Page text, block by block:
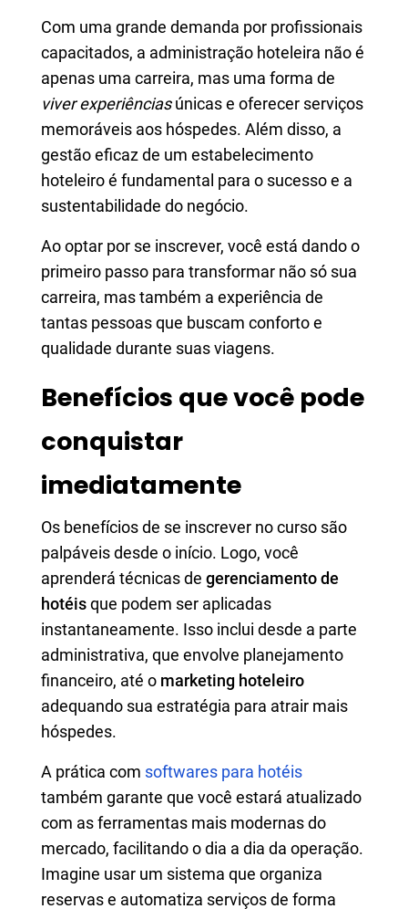
Com uma grande demanda por profissionais
capacitados, a administração hoteleira não é
apenas uma carreira, mas uma forma de
viver experiênciasúnicas e oferecer serviços
memoráveis aos hóspedes. Além disso, a
gestão eficaz de um estabelecimento
hoteleiro é fundamental para o sucesso e a
sustentabilidade do negócio.
Ao optar por se inscrever, você está dando o
primeiro passo para transformar não só sua
carreira, mas também a experiência de
tantas pessoas que buscam conforto e
qualidade durante suas viagens.
Benefícios que você pode
conquistar
imediatamente
Os benefícios de se inscrever no curso são
palpáveis desde o início. Logo, você
aprenderá técnicas de gerenciamento de
hotéisque podem ser aplicadas
instantaneamente. Isso inclui desde a parte
administrativa, que envolve planejamento
financeiro, até o marketing hoteleiro
adequando sua estratégia para atrair mais
hóspedes.
A prática com softwares para hotéis
também garante que você estará atualizado
com as ferramentas mais modernas do
mercado, facilitando o dia a dia da operação.
Imagine usar um sistema que organiza
reservas e automatiza serviços de forma